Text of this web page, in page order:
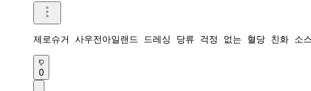
제로슈거 사우전아일랜드 드레싱 당류 걱정 없는 혈당 친화 소
0